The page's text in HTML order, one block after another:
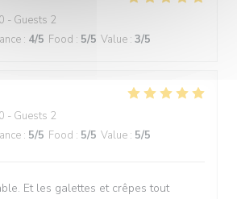
- Guests 2
: 4/5 Food : 5/5 Value : 3/5
- Guests 2
: 5/5 Food : 5/5 Value : 5/5
Et les galettes et crêpes tout